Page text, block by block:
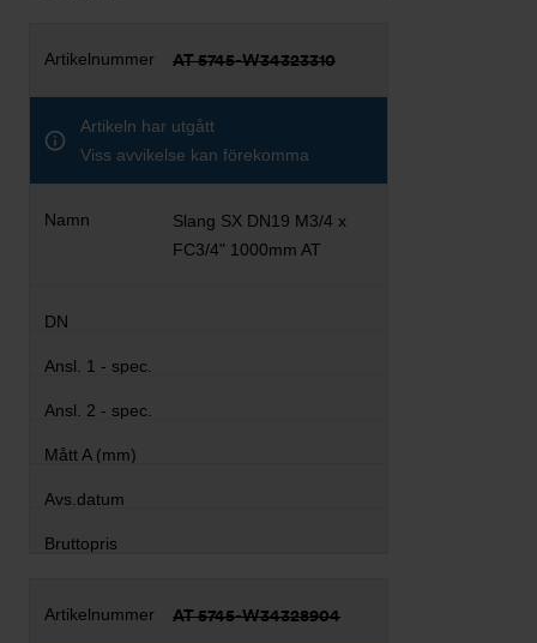
AT 5745-W34323310
Artikeln har utgått
Viss avvikelse kan förekomma
Slang SX DN19 M3/4 x
FC3/4" 1000mm AT
AT 5745-W34328904